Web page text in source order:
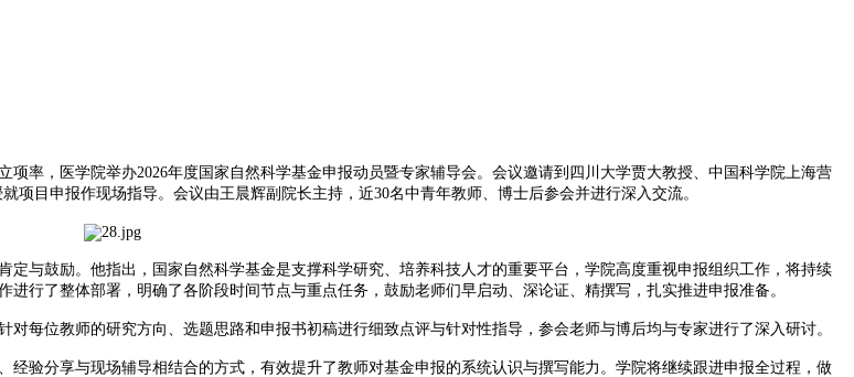
，医学院举办2026年度国家自然科学基金申报动员暨专家辅导会。会议邀请到四川大学贾大教授、中国科学院上海营
目申报作现场指导。会议由王晨辉副院长主持，近30名中青年教师、博士后参会并进行深入交流。
鼓励。他指出，国家自然科学基金是支撑科学研究、培养科技人才的重要平台，学院高度重视申报组织工作，将持续
行了整体部署，明确了各阶段时间节点与重点任务，鼓励老师们早启动、深论证、精撰写，扎实推进申报准备。
位教师的研究方向、选题思路和申报书初稿进行细致点评与针对性指导，参会老师与博后均与专家进行了深入研讨。
分享与现场辅导相结合的方式，有效提升了教师对基金申报的系统认识与撰写能力。学院将继续跟进申报全过程，做